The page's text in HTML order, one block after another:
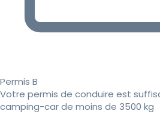
Permis B
Votre permis de conduire est
camping-car de moins de 3500 kg